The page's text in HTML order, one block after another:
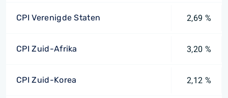
CPI Verenigde Staten 2,69 %
CPI Zuid-Afrika 3,20 %
CPI Zuid-Korea 2,12 %